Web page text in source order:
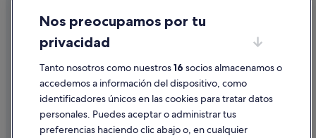
Condiciones de uso
Información legal/contacto
Pautas sobre el contenido y cómo denunciar contenido
Ayuda
Nos preocupamos por tu
privacidad
Tanto nosotros como nuestros16 socios almacenamos o
accedemos a información del dispositivo, como
identificadores únicos en las cookies para tratar datos
personales. Puedes aceptar o administrar tus
preferencias haciendo clic abajo o, en cualquier